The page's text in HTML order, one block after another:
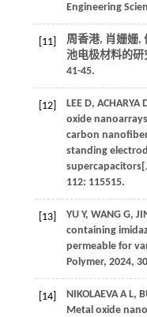
Engineering
[11] 周香港, 肖姗姗,
池电极材料的研
41-45.
[12] LEE D, ACHARYA
oxide
carbon
standing
112: 115515.
[13] YU Y, WANG G,
containing
permeable for
Polymer, 2024,
[14] NIKOLAEVA A L,
Metal oxide